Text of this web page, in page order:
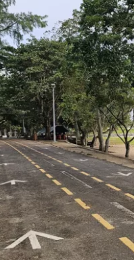
Iniciar
... la comunidad mundial